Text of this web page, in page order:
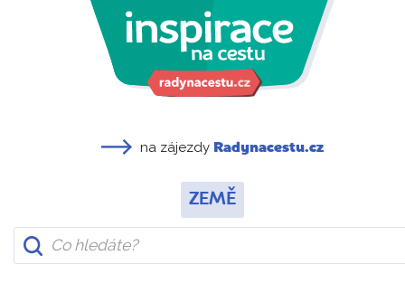
na zájezdy Radynacestu.cz
ZEMĚ